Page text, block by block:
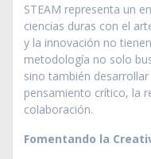
STEAM representa un
ciencias duras con el
y la innovación no
metodología no solo
sino también
pensamiento crítico, la
colaboración.
Fomentando la